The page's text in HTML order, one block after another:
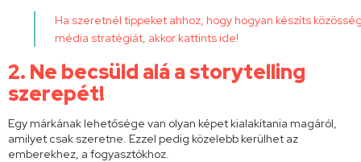
Ha szeretnél tippeket ahhoz, hogy hogyan készíts
média stratégiát, akkor kattintside!
2. Ne becsüld alá a storytelling
szerepét!
Egy márkának lehetősége van olyan képet kialakítania magáról,
amilyet csak szeretne. Ezzel pedig közelebb kerülhet az
emberekhez, a fogyasztókhoz.